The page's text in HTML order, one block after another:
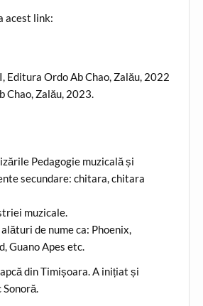
acest link:
Editura Ordo Ab Chao, Zalău, 2022
Chao, Zalău, 2023.
Pedagogie muzicală și
secundare: chitara, chitara
muzicale.
de nume ca: Phoenix,
Guano Apes etc.
din Timișoara. A inițiat și